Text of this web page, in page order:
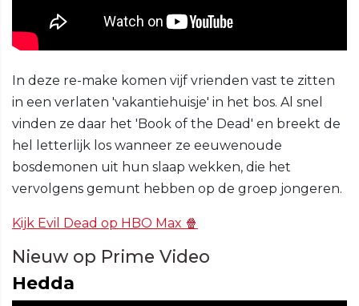
In deze re-make komen vijf vrienden vast te zitten
in een verlaten 'vakantiehuisje' in het bos. Al snel
vinden ze daar het 'Book of the Dead' en breekt de
hel letterlijk los wanneer ze eeuwenoude
bosdemonen uit hun slaap wekken, die het
vervolgens gemunt hebben op de groep jongeren.
Kijk Evil Dead op HBO Max 🍿
Nieuw op Prime Video
Hedda